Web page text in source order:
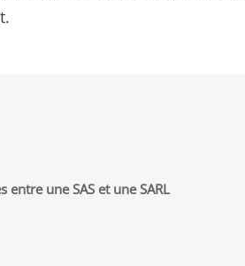
une SAS et une SARL